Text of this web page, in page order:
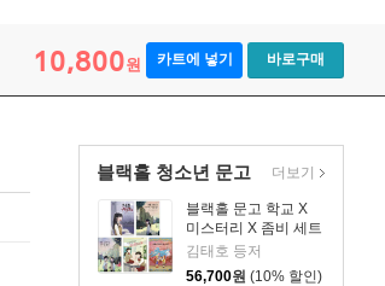
10,800원 카트에 넣기 바로구매
블랙홀 청소년 문고
블랙홀 문고 학교 X
미스터리 X 좀비 세트
김태호 등저
56,700원 (10% 할인)
더보기